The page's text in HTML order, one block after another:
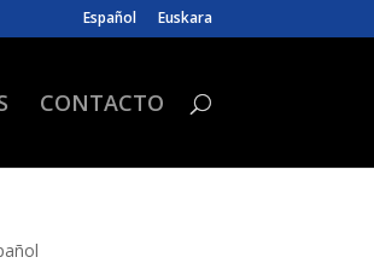
Español Euskara
CONTACTO